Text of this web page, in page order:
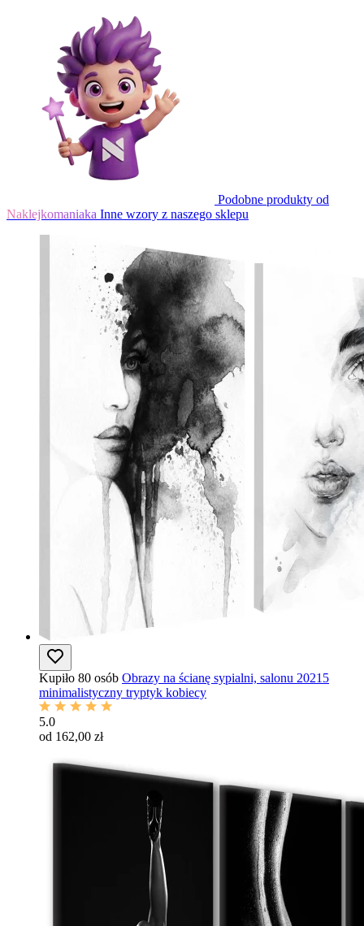
Podobne produkty od
Naklejkomaniaka Inne wzory z naszego sklepu
Kupiło 80 osób Obrazy na ścianę sypialni, salonu 20215
minimalistyczny tryptyk kobiecy
5.0
od 162,00 zł